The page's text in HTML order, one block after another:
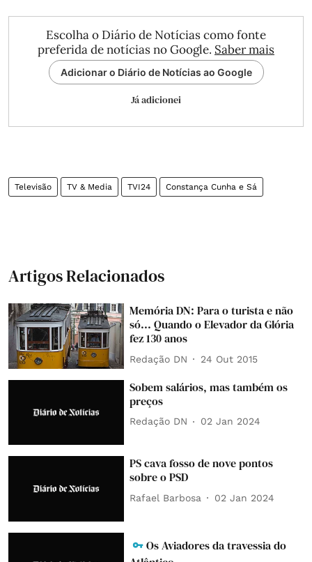
Escolha o Diário de Notícias como fonte
preferida de notícias no Google. Saber mais
Adicionar o Diário de Notícias ao Google
Já adicionei
Televisão TV & Media TVI24 Constança Cunha e Sá
Artigos Relacionados
Memória DN: Para o turista e não
só... Quando o Elevador da Glória
fez 130 anos
Redação DN 24 Out 2015
Sobem salários, mas também os
preços
Redação DN 02 Jan 2024
PS cava fosso de nove pontos
sobre o PSD
Rafael Barbosa 02 Jan 2024
Os Aviadores da travessia do